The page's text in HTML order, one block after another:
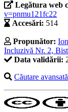
Legătura web
v=pnmu121fc22
Accesări: 514
Propunător:
Incluzivă Nr. 2,
Data validării:
Căutare avansată